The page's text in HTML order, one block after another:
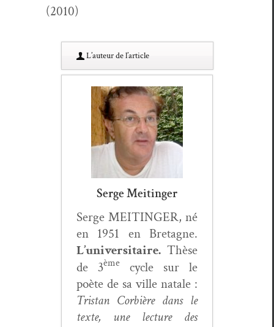
(2010)
L’au­teur de l’article
Serge Meitinger
Serge MEITINGER, né
en 1951 en Bre­tagne.
L’universitaire. Thèse
de 3ème
cycle sur le
poète de sa ville natale :
Tris­tan Cor­bière dans le
texte, une lec­ture des